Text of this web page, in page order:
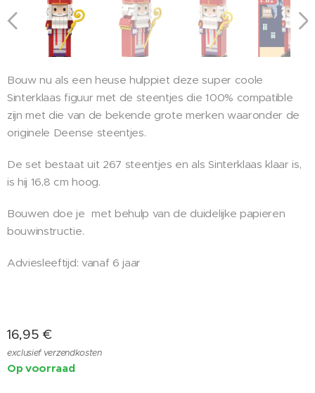
Bouw nu als een heuse hulppiet deze super coole
Sinterklaas figuur met de steentjes die 100% compatible
zijn met die van de bekende grote merken waaronder de
originele Deense steentjes.
De set bestaat uit 267 steentjes en als Sinterklaas klaar is,
is hij 16,8 cm hoog.
Bouwen doe je met behulp van de duidelijke papieren
bouwinstructie.
Adviesleeftijd: vanaf 6 jaar
16,95 €
exclusief verzendkosten
Op voorraad